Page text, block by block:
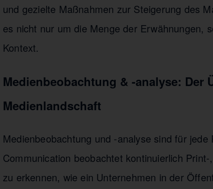
und gezielte Maßnahmen zur Steigerung des
es nicht nur um die Menge der Erwähnungen,
Kontext.
Medienbeobachtung & -analyse: Der
Medienlandschaft
Medienbeobachtung und -analyse sind für
Communication beobachtet kontinuierlich
zu erkennen, wie ein Unternehmen in der